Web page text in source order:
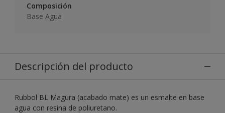
Composición
Base Agua
Descripción del producto
Rubbol BL Magura (acabado mate) es un esmalte en base
agua con resina de poliuretano.